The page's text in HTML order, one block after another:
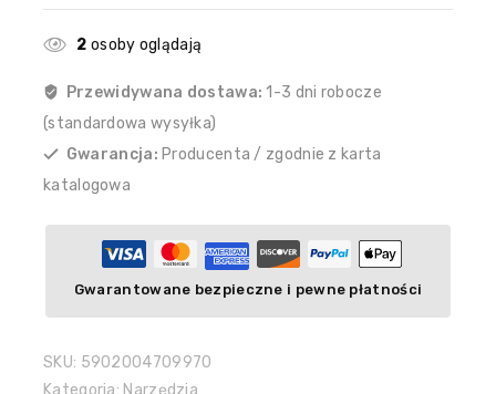
2 osoby oglądają
Przewidywana dostawa: 1-3 dni robocze
(standardowa wysyłka)
Gwarancja: Producenta / zgodnie z karta
katalogowa
Gwarantowane bezpieczne i pewne płatności
SKU: 5902004709970